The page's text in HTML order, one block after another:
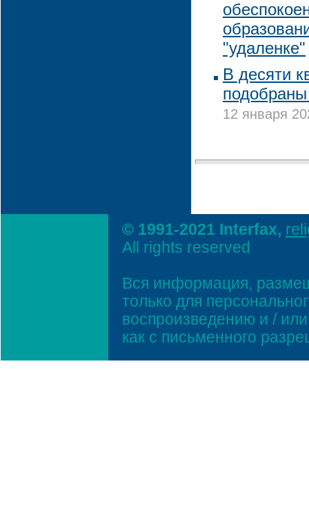
"удаленке"
В десяти
12 января
© 1991-2021 Interfax,
All rights reserved
Вся информация,
только для
воспроизведению и /
как с письменного